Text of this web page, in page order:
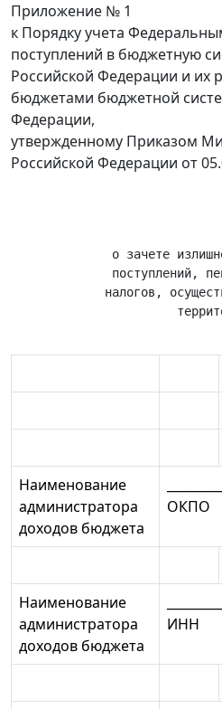
Приложение № 1
к Порядку учета
поступлений в бюджетную
Российской Федерации и их
бюджетами бюджетной
Федерации,
утвержденному Приказом
Российской Федерации от
о зачете
поступлений,
налогов,
Наименование
администратора
доходов бюджета
ОКПО
Наименование
администратора
доходов бюджета
ИНН